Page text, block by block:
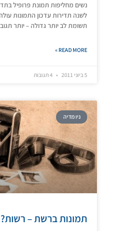
נשים מחליפות תמונת פרופיל
לשנה תדירות עדכון התמונות
תשומת לב יותר גדולה – יותר
READ MORE »
5 ביוני 2011
ניו מדיה
תמונות ברשת –